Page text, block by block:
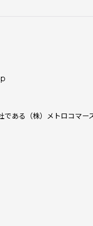
である（株）メトロコマ